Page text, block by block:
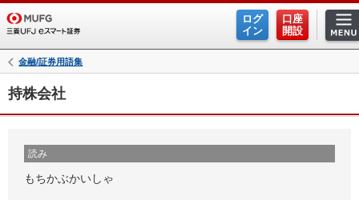
ログ
イン
口座
開設
金融/証券用語集
持株会社
読み
もちかぶかいしゃ